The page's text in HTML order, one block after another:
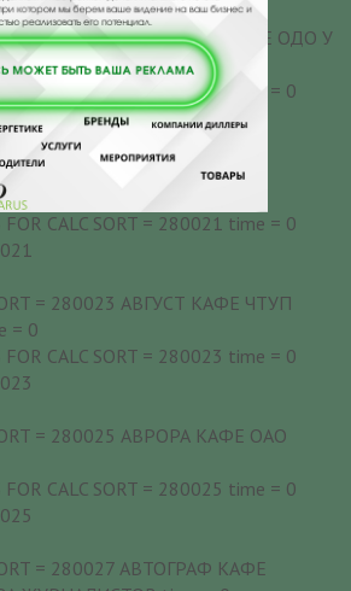
= 280019 У ПАНТУСА КАФЕ ОДО У
FOR CALC SORT = 280019 time = 0
= 280021 ЁЛОЧКА КАФЕ
= 0
FOR CALC SORT = 280021 time = 0
= 280023 АВГУСТ КАФЕ ЧТУП
= 0
FOR CALC SORT = 280023 time = 0
= 280025 АВРОРА КАФЕ ОАО
FOR CALC SORT = 280025 time = 0
= 280027 АВТОГРАФ КАФЕ